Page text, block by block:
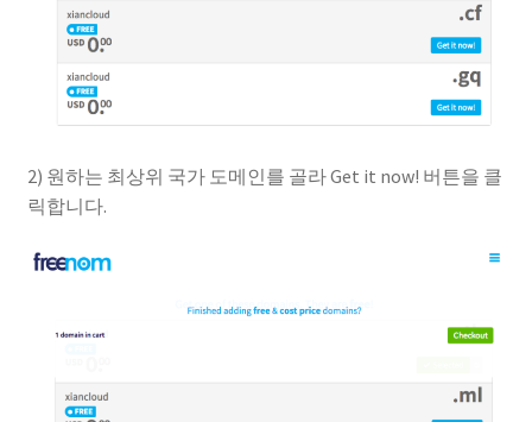
2) 원하는 최상위 국가 도메인를 골라 Get it now! 버튼을 클
릭합니다.